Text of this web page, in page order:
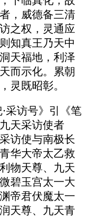
，威德备三清
之权，灵通应
知真王乃天中
天福地，利泽
而示化。累朝
灵既昭彰。
采访号》引《笔
天采访使者
访使与南极长
华大帝太乙救
物天尊、九天
碧玉宫太一大
帝君伏魔太一
天尊、九天青